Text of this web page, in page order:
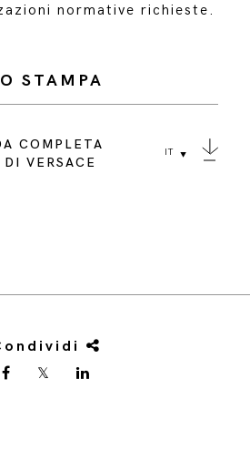
normative richieste.
STAMPA
COMPLETA
VERSACE
IT